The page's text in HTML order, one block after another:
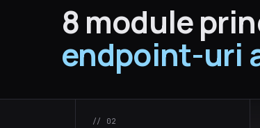
8 module
endpoint-uri
// 02